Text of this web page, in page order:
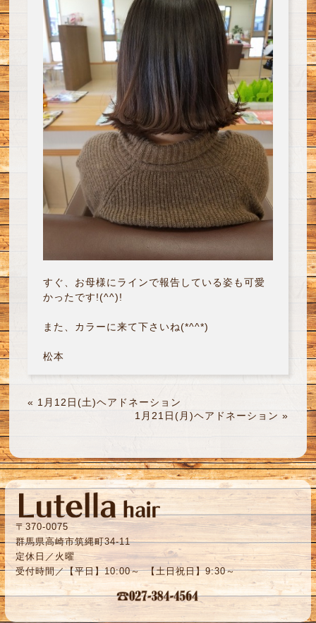
すぐ、お母様にラインで報告している姿も可愛
かったです!(^^)!
また、カラーに来て下さいね(*^^*)
松本
« 1月12日(土)ヘアドネーション
1月21日(月)ヘアドネーション »
〒370-0075
群馬県高崎市筑縄町34-11
定休日／火曜
受付時間／【平日】10:00～ 【土日祝日】9:30～